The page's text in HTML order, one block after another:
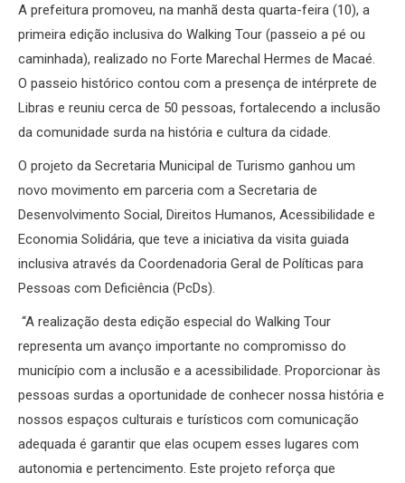
A prefeitura promoveu, na manhã desta quarta-feira (10), a
primeira edição inclusiva do Walking Tour (passeio a pé ou
caminhada), realizado no Forte Marechal Hermes de Macaé.
O passeio histórico contou com a presença de intérprete de
Libras e reuniu cerca de 50 pessoas, fortalecendo a inclusão
da comunidade surda na história e cultura da cidade.
O projeto da Secretaria Municipal de Turismo ganhou um
novo movimento em parceria com a Secretaria de
Desenvolvimento Social, Direitos Humanos, Acessibilidade e
Economia Solidária, que teve a iniciativa da visita guiada
inclusiva através da Coordenadoria Geral de Políticas para
Pessoas com Deficiência (PcDs).
“A realização desta edição especial do Walking Tour
representa um avanço importante no compromisso do
município com a inclusão e a acessibilidade. Proporcionar às
pessoas surdas a oportunidade de conhecer nossa história e
nossos espaços culturais e turísticos com comunicação
adequada é garantir que elas ocupem esses lugares com
autonomia e pertencimento. Este projeto reforça que